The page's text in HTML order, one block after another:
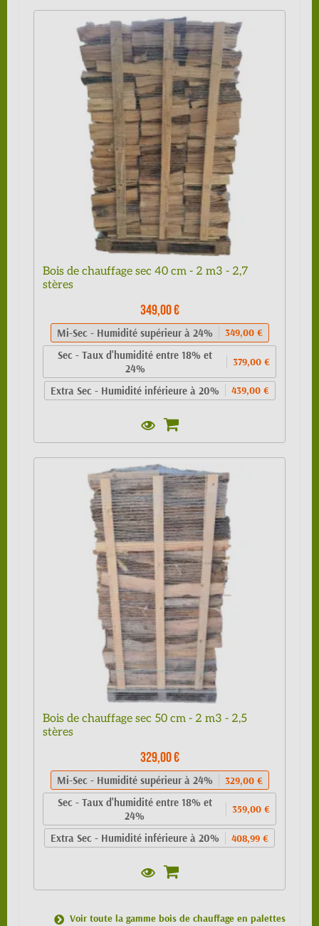
Bois de chauffage sec 40 cm - 2 m3 - 2,7
stères
349,00 €
Mi-Sec - Humidité supérieur à 24% 349,00 €
Sec - Taux d'humidité entre 18% et
24%
379,00 €
Extra Sec - Humidité inférieure à 20% 439,00 €
Bois de chauffage sec 50 cm - 2 m3 - 2,5
stères
329,00 €
Mi-Sec - Humidité supérieur à 24% 329,00 €
Sec - Taux d'humidité entre 18% et
24%
359,00 €
Extra Sec - Humidité inférieure à 20% 408,99 €
Voir toute la gamme bois de chauffage en palettes